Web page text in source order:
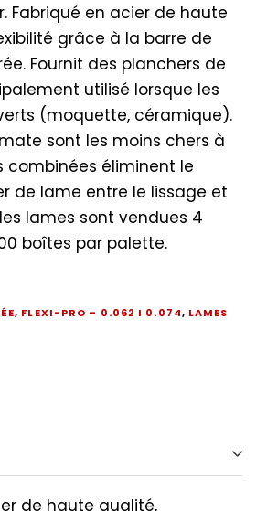
Fabriqué en acier de haute
grâce à la barre de
Fournit des planchers de
utilisé lorsque les
(moquette, céramique).
sont les moins chers à
combinées éliminent le
de lame entre le lissage et
lames sont vendues 4
boîtes par palette.
, FLEXI-PRO – 0.062 I 0.074, LAMES
de haute qualité,